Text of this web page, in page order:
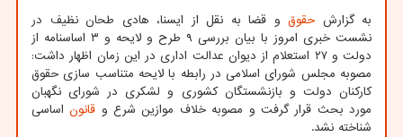
به گزارش حقوق و قضا به نقل از ایسنا، هادی طحان نظیف در
نشست خبری امروز با بیان بررسی ۹ طرح و لایحه و ۳ اساسنامه از
دولت و ۲۷ استعلام از دیوان عدالت اداری در این زمان اظهار داشت:
مصوبه مجلس شورای اسلامی در رابطه با لایحه متناسب سازی حقوق
کارکنان دولت و بازنشستگان کشوری و لشکری در شورای نگهبان
مورد بحث قرار گرفت و مصوبه خلاف موازین شرع و قانوناساسی
شناخته نشد.